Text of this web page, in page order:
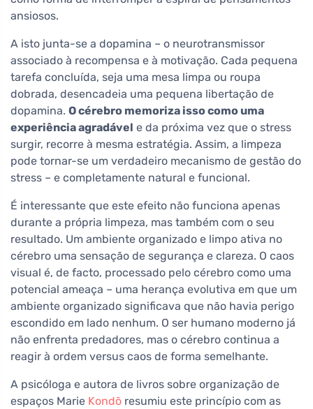
ansiosos.
A isto junta-se a dopamina – o neurotransmissor
associado à recompensa e à motivação. Cada pequena
tarefa concluída, seja uma mesa limpa ou roupa
dobrada, desencadeia uma pequena libertação de
dopamina. O cérebro memoriza isso como uma
experiência agradável e da próxima vez que o stress
surgir, recorre à mesma estratégia. Assim, a limpeza
pode tornar-se um verdadeiro mecanismo de gestão do
stress – e completamente natural e funcional.
É interessante que este efeito não funciona apenas
durante a própria limpeza, mas também com o seu
resultado. Um ambiente organizado e limpo ativa no
cérebro uma sensação de segurança e clareza. O caos
visual é, de facto, processado pelo cérebro como uma
potencial ameaça – uma herança evolutiva em que um
ambiente organizado significava que não havia perigo
escondido em lado nenhum. O ser humano moderno já
não enfrenta predadores, mas o cérebro continua a
reagir à ordem versus caos de forma semelhante.
A psicóloga e autora de livros sobre organização de
espaços Marie Kondō resumiu este princípio com as